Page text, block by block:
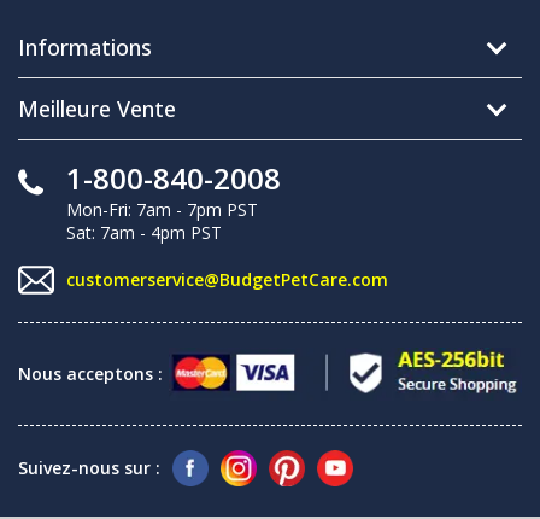
Informations
Meilleure Vente
1-800-840-2008
Mon-Fri: 7am - 7pm PST
Sat: 7am - 4pm PST
customerservice@BudgetPetCare.com
Nous acceptons :
Suivez-nous sur :